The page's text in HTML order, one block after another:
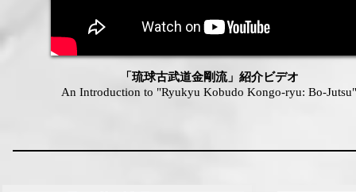
「​琉球古武道金剛流」紹介ビデオ
An Introduction to "Ryukyu Kobudo Kongo-ryu: Bo-Jutsu"